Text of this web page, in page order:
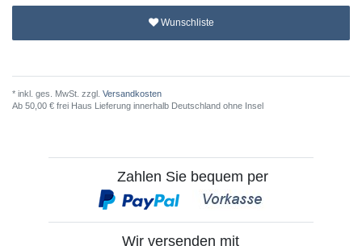
Wunschliste
* inkl. ges. MwSt. zzgl. Versandkosten
Ab 50,00 € frei Haus Lieferung innerhalb Deutschland ohne Insel
Zahlen Sie bequem per
Wir versenden mit